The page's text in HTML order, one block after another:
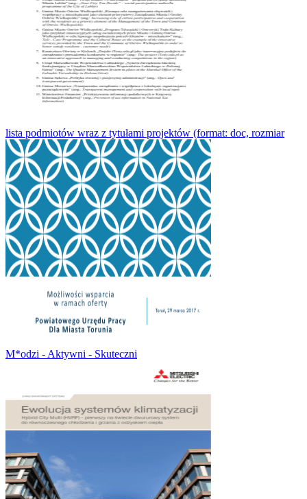
lista podmiotów wraz z tytułami projektów (format: doc, rozmiar
M*odzi - Aktywni - Skuteczni